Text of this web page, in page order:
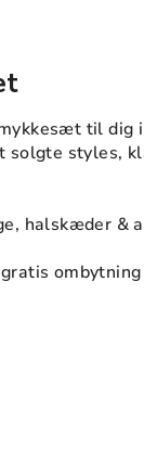
til dig
solgte styles,
halskæder &